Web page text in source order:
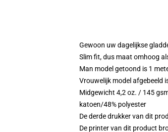
Gewoon uw dagelijkse
Slim fit, dus maat omhoog
Man model getoond is 1
Vrouwelijk model afgebeeld
Midgewicht 4,2 oz. / 145
katoen/48% polyester
De derde drukker van dit
De printer van dit product